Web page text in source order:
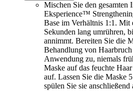
Mischen Sie den gesamten
Eksperience™
Base im Verhältnis 1:1. Mit
Sekunden lang umrühren,
annimmt. Bereiten Sie die
Behandlung von
Anwendung zu, niemals
Maske auf das feuchte
auf. Lassen Sie die Maske
spülen Sie sie anschließend